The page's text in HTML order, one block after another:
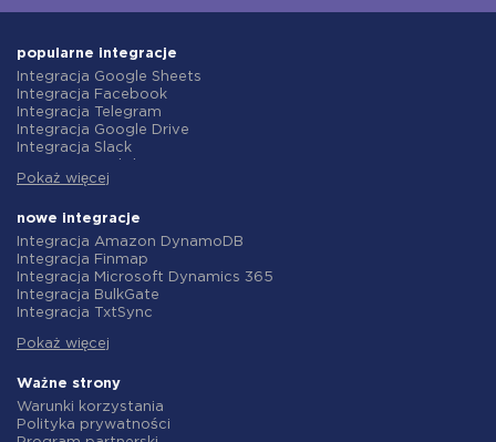
popularne integracje
Integracja Google Sheets
Integracja Facebook
Integracja Telegram
Integracja Google Drive
Integracja Slack
Integracja Gmail
Integracja ClickUp
Integracja Airtable
Integracja Google Contacts
Integracja OpenAI (ChatGPT)
Integracja Instagram
Integracja ActiveCampaign
Integracja Salesforce CRM
Integracja Notion
Integracja AWeber
Integracja Asana
Pokaż więcej
nowe integracje
Integracja Amazon DynamoDB
Integracja Finmap
Integracja Microsoft Dynamics 365
Integracja BulkGate
Integracja TxtSync
Integracja Corezoid
Integracja Instasent
Integracja AtomPark
Integracja TXTImpact
Integracja Campaign Monitor
Pokaż więcej
Ważne strony
Warunki korzystania
Polityka prywatności